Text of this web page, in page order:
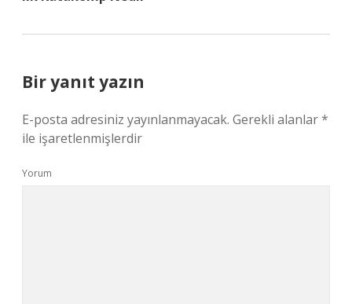
Bir yanıt yazın
E-posta adresiniz yayınlanmayacak. Gerekli alanlar*
ile işaretlenmişlerdir
Yorum